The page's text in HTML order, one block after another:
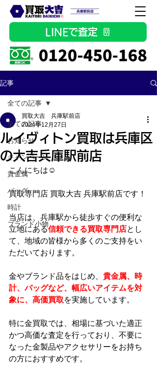
LINEで査定
記事
全ての記事
お知らせ
キャンペーン
貴金属
バッグ
時計
ブランド小物
全ての記事
ルイヴィトン買取は兵庫区
の大吉兵庫駅前店
買取大吉 兵庫駅前店
2024年12月27日
こんにちは☺
買取専門店 買取大吉 兵庫駅前店です！
当店は、兵庫駅から徒歩すぐの便利な
立地にある信頼できる買取専門店とし
て、地域の皆様から多くのご支持をい
ただいております。
金やブランド品をはじめ、 貴金属、時
計、バッグなど、幅広いアイテムを対
象に、高価買取を実施しています。
特に金買取では、相場に基づいた適正
かつ高価な査定を行っており、不要に
なった金製品やアクセサリーをお持ち
の方におすすめです。